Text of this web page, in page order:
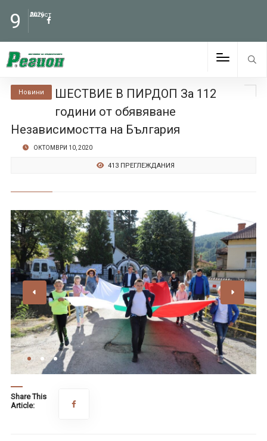
9 Август
2026
Новини
ШЕСТВИЕ В ПИРДОП За 112
години от обявяване
Независимостта на България
ОКТОМВРИ 10, 2020
413 ПРЕГЛЕЖДАНИЯ
Share This
Article: